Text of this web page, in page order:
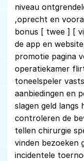
niveau
,oprecht en
bonus [ twee ] [
de app en
promotie pagina
operatiekamer
toneelspeler
aanbiedingen en
slagen geld langs
controleren de
tellen chirurgie
vinden bezoeken
incidentele